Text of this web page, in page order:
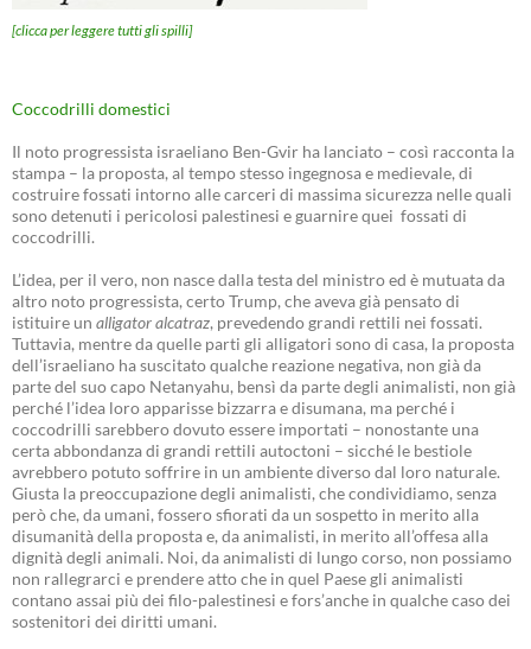
[clicca per leggere tutti gli spilli]
Coccodrilli domestici
Il noto progressista israeliano Ben-Gvir ha lanciato – così racconta la
stampa – la proposta, al tempo stesso ingegnosa e medievale, di
costruire fossati intorno alle carceri di massima sicurezza nelle quali
sono detenuti i pericolosi palestinesi e guarnire quei fossati di
coccodrilli.
L’idea, per il vero, non nasce dalla testa del ministro ed è mutuata da
altro noto progressista, certo Trump, che aveva già pensato di
istituire un alligator alcatraz, prevedendo grandi rettili nei fossati.
Tuttavia, mentre da quelle parti gli alligatori sono di casa, la proposta
dell’israeliano ha suscitato qualche reazione negativa, non già da
parte del suo capo Netanyahu, bensì da parte degli animalisti, non già
perché l’idea loro apparisse bizzarra e disumana, ma perché i
coccodrilli sarebbero dovuto essere importati – nonostante una
certa abbondanza di grandi rettili autoctoni – sicché le bestiole
avrebbero potuto soffrire in un ambiente diverso dal loro naturale.
Giusta la preoccupazione degli animalisti, che condividiamo, senza
però che, da umani, fossero sfiorati da un sospetto in merito alla
disumanità della proposta e, da animalisti, in merito all’offesa alla
dignità degli animali. Noi, da animalisti di lungo corso, non possiamo
non rallegrarci e prendere atto che in quel Paese gli animalisti
contano assai più dei filo-palestinesi e fors’anche in qualche caso dei
sostenitori dei diritti umani.